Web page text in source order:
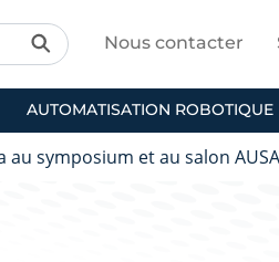
AUTOMATISATION ROBOTIQUE
Nous contacter
au symposium et au salon